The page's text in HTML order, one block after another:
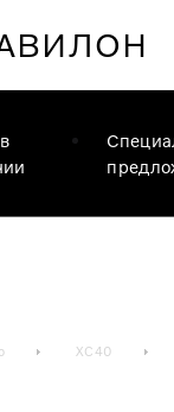
XC40